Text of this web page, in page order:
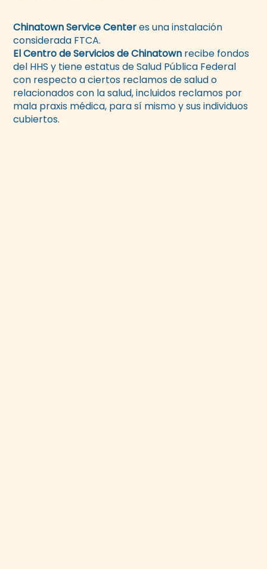
Chinatown Service Centeres una instalación
considerada FTCA.
El Centro de Servicios de Chinatown recibe fondos
del HHS y tiene estatus de Salud Pública Federal
con respecto a ciertos reclamos de salud o
relacionados con la salud, incluidos reclamos por
mala praxis médica, para sí mismo y sus individuos
cubiertos.